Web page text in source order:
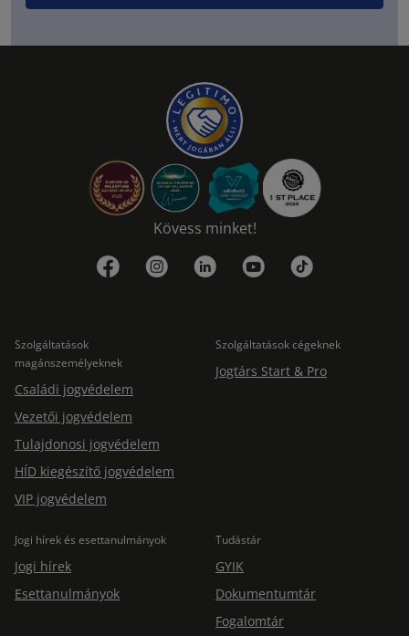
Kövess minket!
Szolgáltatások
magánszemélyeknek
Családi jogvédelem
Vezetői jogvédelem
Tulajdonosi jogvédelem
HÍD kiegészítő jogvédelem
VIP jogvédelem
Szolgáltatások cégeknek
Jogtárs Start & Pro
Jogi hírek és esettanulmányok
Jogi hírek
Esettanulmányok
Tudástár
GYIK
Dokumentumtár
Fogalomtár